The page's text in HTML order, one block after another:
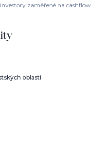
zaměřené na cashflow.
oblastí